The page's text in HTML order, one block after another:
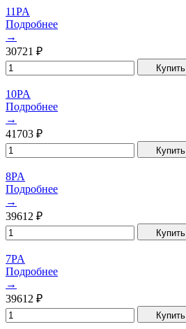
11PA
Подробнее
→
30721 ₽
Купить
10PA
Подробнее
→
41703 ₽
Купить
8PA
Подробнее
→
39612 ₽
Купить
7PA
Подробнее
→
39612 ₽
Купить